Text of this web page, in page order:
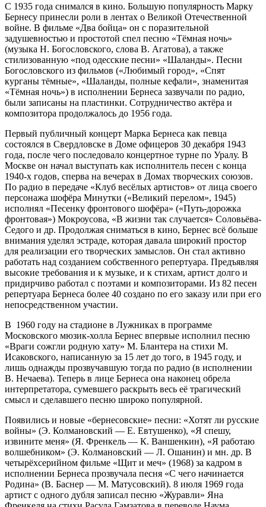
С 1935 года снимался в кино. Большую популярность Марку
Бернесу принесли роли в лентах о Великой Отечественной
войне. В фильме «Два бойца» он с поразительной
задушевностью и простотой спел песню «Тёмная ночь»
(музыка Н. Богословского, слова В. Агатова), а также
стилизованную «под одесские песни» «Шаланды». Песни
Богословского из фильмов («Любимый город», «Спят
курганы тёмные», «Шаланды, полные кефали», знаменитая
«Тёмная ночь») в исполнении Бернеса зазвучали по радио,
были записаны на пластинки. Сотрудничество актёра и
композитора продолжалось до 1956 года.
Первый публичный концерт Марка Бернеса как певца
состоялся в Свердловске в Доме офицеров 30 декабря 1943
года, после чего последовало концертное турне по Уралу. В
Москве он начал выступать как исполнитель песен с конца
1940-х годов, сперва на вечерах в Домах творческих союзов.
По радио в передаче «Клуб весёлых артистов» от лица своего
персонажа шофёра Минутки («Великий перелом», 1945)
исполнял «Песенку фронтового шофёра» («Путь-дорожка
фронтовая») Мокроусова, «В жизни так случается» Соловьёва-
Седого и др. Продолжая сниматься в кино, Бернес всё больше
внимания уделял эстраде, которая давала широкий простор
для реализации его творческих замыслов. Он стал активно
работать над созданием собственного репертуара. Предъявляя
высокие требования и к музыке, и к стихам, артист долго и
придирчиво работал с поэтами и композиторами. Из 82 песен
репертуара Бернеса более 40 создано по его заказу или при его
непосредственном участии.
В 1960 году на стадионе в Лужниках в программе
Московского мюзик-холла Бернес впервые исполнил песню
«Враги сожгли родную хату» М. Блантера на стихи М.
Исаковского, написанную за 15 лет до того, в 1945 году, и
лишь однажды прозвучавшую тогда по радио (в исполнении
В. Нечаева). Теперь в лице Бернеса она наконец обрела
интерпретатора, сумевшего раскрыть весь её трагический
смысл и сделавшего песню широко популярной.
Появились и новые «бернесовские» песни: «Хотят ли русские
войны» (Э. Колмановский — Е. Евтушенко), «Я спешу,
извините меня» (Я. Френкель — К. Ваншенкин), «Я работаю
волшебником» (Э. Колмановский — Л. Ошанин) и мн. др. В
четырёхсерийном фильме «Щит и меч» (1968) за кадром в
исполнении Бернеса прозвучала песня «С чего начинается
Родина» (В. Баснер — М. Матусовский). 8 июля 1969 года
артист с одного дубля записал песню «Журавли» Яна